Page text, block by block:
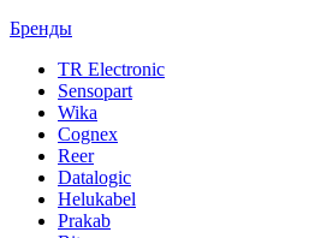
Бренды
TR Electronic
Sensopart
Wika
Cognex
Reer
Datalogic
Helukabel
Prakab